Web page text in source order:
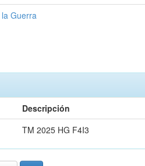
Guerra
Descripción
TM 2025 HG F4I3